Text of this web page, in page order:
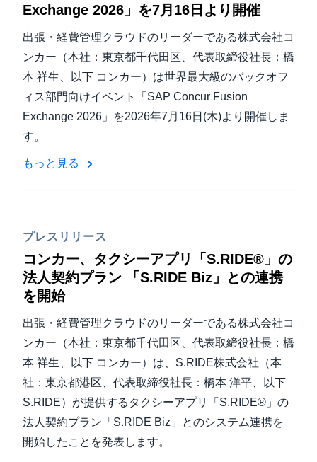
Exchange 2026」を7月16日より開催
出張・経費管理クラウドのリーダーである株式会社コ
ンカー（本社：東京都千代田区、代表取締役社長：橋
本 祥生、以下 コンカー）は世界最大級のバックオフ
ィス部門向けイベント「SAP Concur Fusion
Exchange 2026」を2026年7月16日(木)より開催しま
す。
もっと見る
プレスリリース
コンカー、タクシーアプリ「S.RIDE®」の
法人契約プラン 「S.RIDE Biz」との連携
を開始
出張・経費管理クラウドのリーダーである株式会社コ
ンカー（本社：東京都千代田区、代表取締役社長：橋
本 祥生、以下 コンカー）は、S.RIDE株式会社（本
社：東京都港区、代表取締役社長：橋本 洋平、以下
S.RIDE）が提供するタクシーアプリ「S.RIDE®」の
法人契約プラン「S.RIDE Biz」とのシステム連携を
開始したことを発表します。